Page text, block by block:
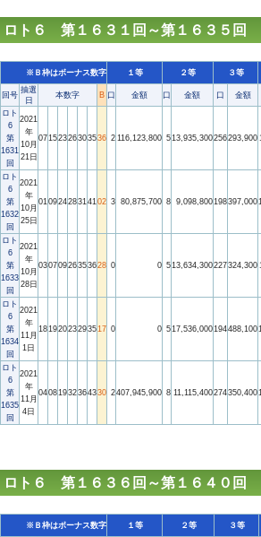
ロト６ 第１６３１回～第１６３５回
※Ｂ枠はボーナス数字 １等 ２等 ３等
回号
抽選
日
本数字 B 口 金額 口 金額 口 金額
ロト
6
第
1631
回
2021
年
10月
21日
07152326303536 2 116,123,800 513,935,300256293,900
ロト
6
第
1632
回
2021
年
10月
25日
01092428314102 3 80,875,700 8 9,098,800198397,000
ロト
6
第
1633
回
2021
年
10月
28日
03070926353628 0 0 513,634,300227324,300
ロト
6
第
1634
回
2021
年
11月
1日
18192023293517 0 0 517,536,000194488,100
ロト
6
第
1635
回
2021
年
11月
4日
04081932364330 2407,945,900 8 11,115,400274350,400
ロト６ 第１６３６回～第１６４０回
※Ｂ枠はボーナス数字 １等 ２等 ３等